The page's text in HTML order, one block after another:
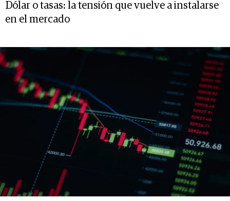
Dólar o tasas: la tensión que vuelve a instalarse
en el mercado